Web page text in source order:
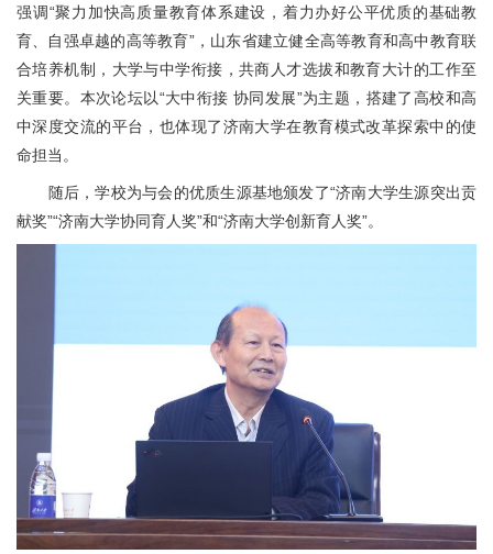
强调“聚力加快高质量教育体系建设，着力办好公平优质的基础教
育、自强卓越的高等教育”，山东省建立健全高等教育和高中教育联
合培养机制，大学与中学衔接，共商人才选拔和教育大计的工作至
关重要。本次论坛以“大中衔接 协同发展”为主题，搭建了高校和高
中深度交流的平台，也体现了济南大学在教育模式改革探索中的使
命担当。
随后，学校为与会的优质生源基地颁发了“济南大学生源突出贡
献奖”“济南大学协同育人奖”和“济南大学创新育人奖”。